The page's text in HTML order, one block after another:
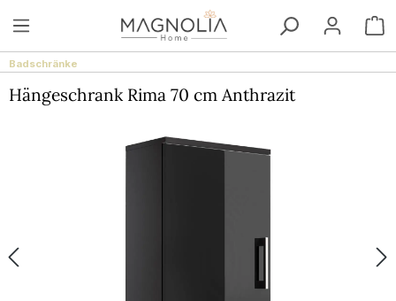
Zum Hauptinhalt springen
Badschränke
Hängeschrank Rima 70 cm Anthrazit